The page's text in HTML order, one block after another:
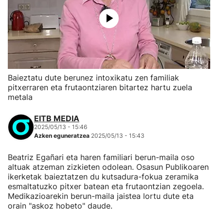
Baieztatu dute berunez intoxikatu zen familiak
pitxerraren eta frutaontziaren bitartez hartu zuela
metala
EITB MEDIA
2025/05/13 - 15:46
Azken eguneratzea 2025/05/13 - 15:43
Beatriz Egañari eta haren familiari berun-maila oso
altuak atzeman zizkieten odolean. Osasun Publikoaren
ikerketak baieztatzen du kutsadura-fokua zeramika
esmaltatuzko pitxer batean eta frutaontzian zegoela.
Medikazioarekin berun-maila jaistea lortu dute eta
orain "askoz hobeto" daude.